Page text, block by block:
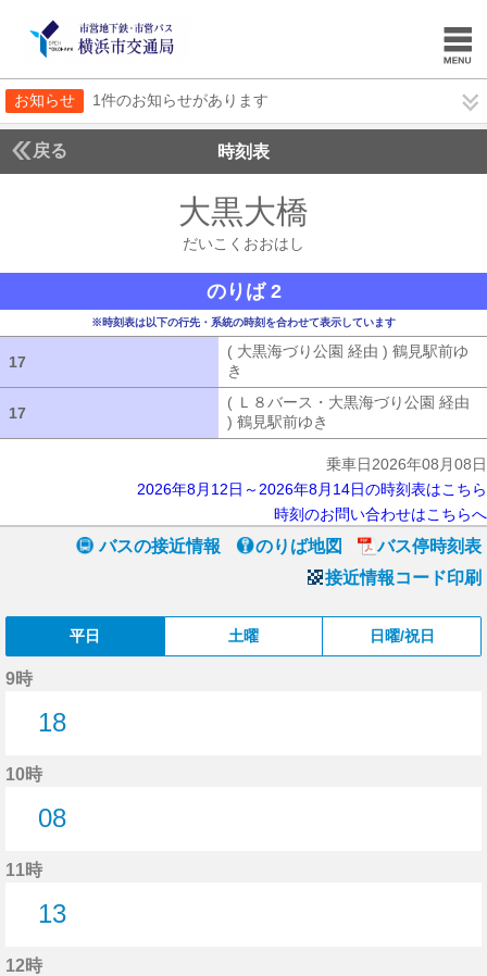
お知らせ 1件のお知らせがあります
戻る 時刻表
大黒大橋
だいこくおおはし
のりば 2
※時刻表は以下の行先・系統の時刻を合わせて表示しています
17
( 大黒海づり公園 経由 ) 鶴見駅前ゆ
き
17
( Ｌ８バース・大黒海づり公園 経由
) 鶴見駅前ゆき
乗車日2026年08月08日
2026年8月12日～2026年8月14日の時刻表はこちら
時刻のお問い合わせはこちらへ
バスの接近情報 のりば地図
バス停時刻表
接近情報コード印刷
平日 土曜 日曜/祝日
9時
18
10時
08
11時
13
12時